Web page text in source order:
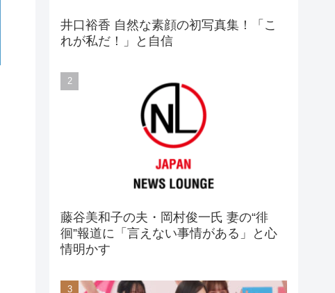
井口裕香 自然な素顔の初写真集！「こ
れが私だ！」と自信
藤谷美和子の夫・岡村俊一氏 妻の“徘
徊”報道に「言えない事情がある」と心
情明かす